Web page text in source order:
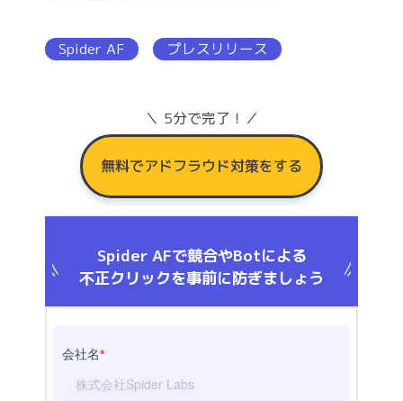
Spider AF プレスリリース
＼ 5分で完了！／
無料でアドフラウド対策をする
Spider AFで競合やBotによる
不正クリックを事前に防ぎましょう